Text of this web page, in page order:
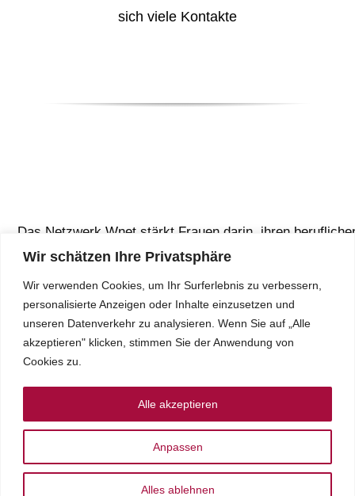
Wir schätzen Ihre Privatsphäre
Wir verwenden Cookies, um Ihr Surferlebnis zu verbessern,
personalisierte Anzeigen oder Inhalte einzusetzen und
unseren Datenverkehr zu analysieren. Wenn Sie auf „Alle
akzeptieren" klicken, stimmen Sie der Anwendung von
Cookies zu.
Anpassen
Alles ablehnen
Alle akzeptieren
sich viele Kontakte
Das Netzwerk Wnet stärkt Frauen darin, ihren
Weg zu gehen und engagiert sich für faire Chancen im
Berufsleben.
Über wnet
Navigation
Rechtliche
Toggle
Navigation